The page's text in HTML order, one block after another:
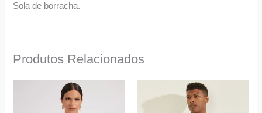
Sola de borracha.
Produtos Relacionados
original
O
preço
atual
preço
original
O
preço
atualproduct